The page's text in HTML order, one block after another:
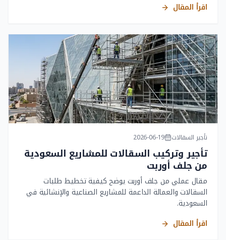
اقرأ المقال
تأجير السقالات 2026-06-19
تأجير وتركيب السقالات للمشاريع السعودية
من جلف أوربت
مقال عملي من جلف أوربت يوضح كيفية تخطيط طلبات
السقالات والعمالة الداعمة للمشاريع الصناعية والإنشائية في
السعودية.
اقرأ المقال